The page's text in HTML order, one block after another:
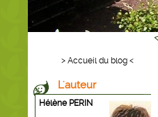
> Accueil du blog <
L'auteur
Hélène PERIN